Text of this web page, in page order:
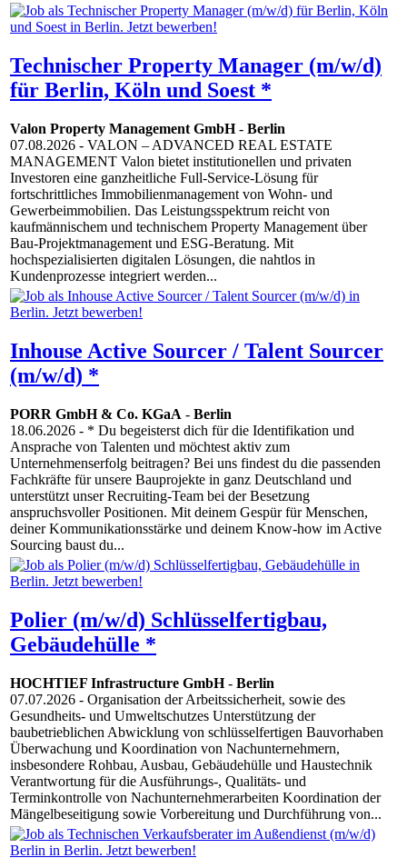
Technischer Property Manager (m/w/d)
für Berlin, Köln und Soest *
Valon Property Management GmbH- Berlin
07.08.2026 - VALON – ADVANCED REAL ESTATE
MANAGEMENT Valon bietet institutionellen und privaten
Investoren eine ganzheitliche Full-Service-Lösung für
fortschrittliches Immobilienmanagement von Wohn- und
Gewerbeimmobilien. Das Leistungsspektrum reicht von
kaufmännischem und technischem Property Management über
Bau-Projektmanagement und ESG-Beratung. Mit
hochspezialisierten digitalen Lösungen, die nahtlos in
Kundenprozesse integriert werden...
Inhouse Active Sourcer / Talent Sourcer
(m/w/d) *
PORR GmbH & Co. KGaA - Berlin
18.06.2026 - * Du begeisterst dich für die Identifikation und
Ansprache von Talenten und möchtest aktiv zum
Unternehmenserfolg beitragen? Bei uns findest du die passenden
Fachkräfte für unsere Bauprojekte in ganz Deutschland und
unterstützt unser Recruiting-Team bei der Besetzung
anspruchsvoller Positionen. Mit deinem Gespür für Menschen,
deiner Kommunikationsstärke und deinem Know-how im Active
Sourcing baust du...
Polier (m/w/d) Schlüsselfertigbau,
Gebäudehülle *
HOCHTIEF Infrastructure GmbH- Berlin
07.07.2026 - Organisation der Arbeitssicherheit, sowie des
Gesundheits- und Umweltschutzes Unterstützung der
baubetrieblichen Abwicklung von schlüsselfertigen Bauvorhaben
Überwachung und Koordination von Nachunternehmern,
insbesondere Rohbau, Ausbau, Gebäudehülle und Haustechnik
Verantwortung für die Ausführungs-, Qualitäts- und
Terminkontrolle von Nachunternehmerarbeiten Koordination der
Mängelbeseitigung sowie Vorbereitung und Durchführung von...